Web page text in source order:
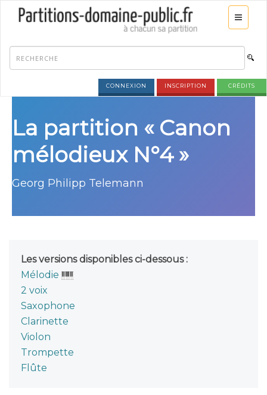
CONNEXION INSCRIPTION CRÉDITS
La partition « Canon
mélodieux N°4 »
Georg Philipp Telemann
Les versions disponibles ci-dessous :
Mélodie
2 voix
Saxophone
Clarinette
Violon
Trompette
Flûte